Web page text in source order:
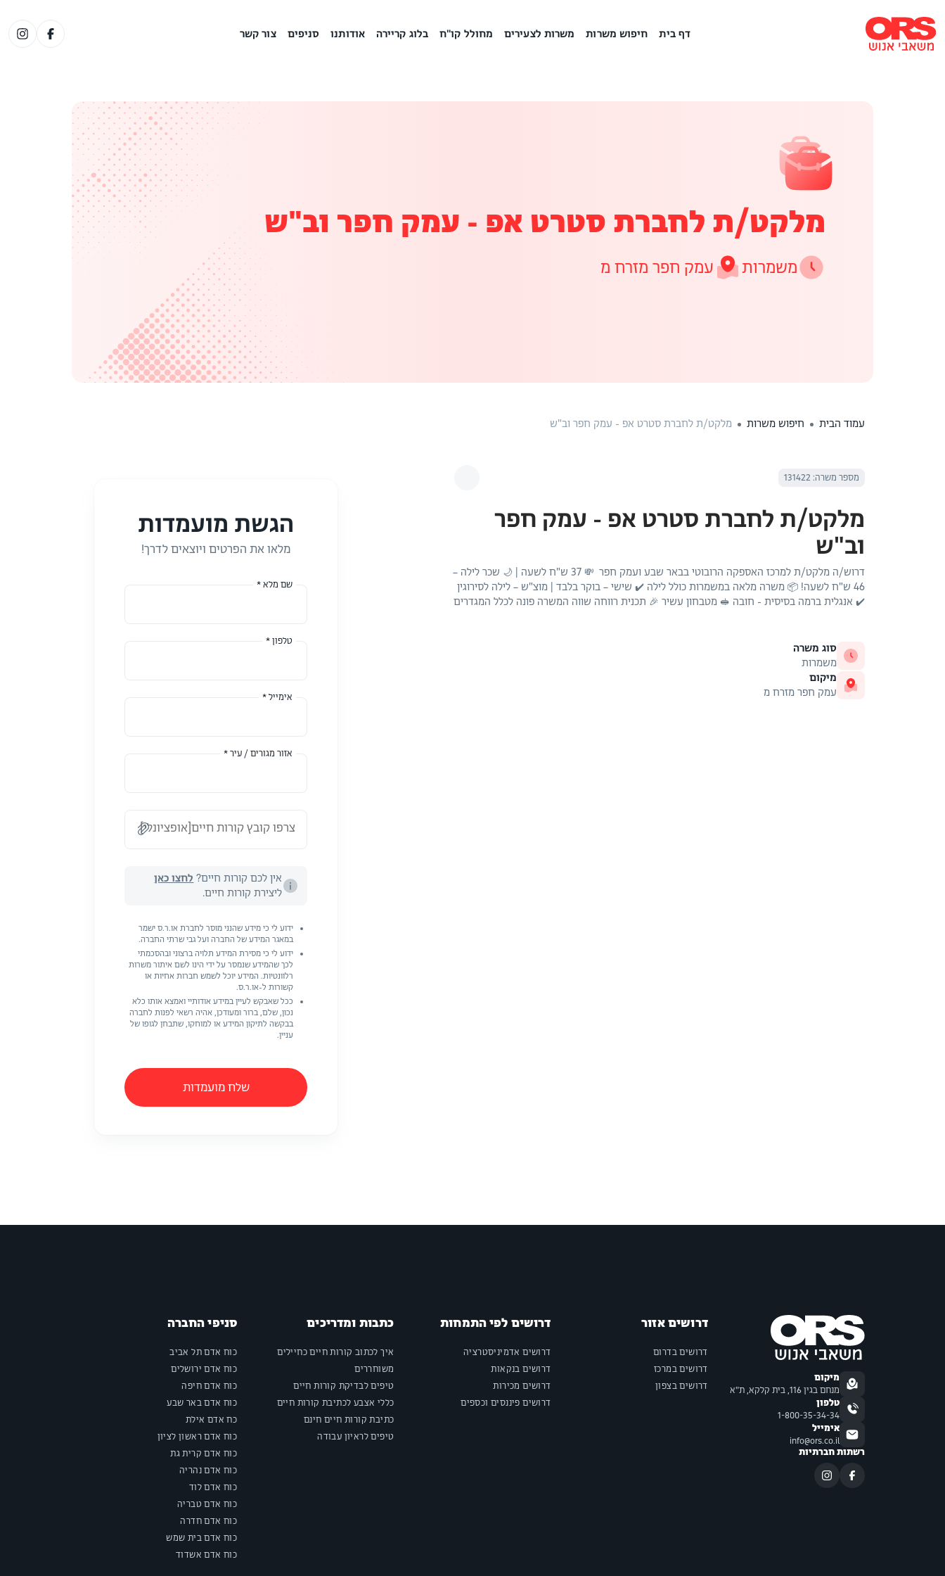
דף בית חיפוש משרות משרות לצעירים מחולל קו"ח בלוג קריירה אודותנו סניפים צור קשר
מלקט/ת לחברת סטרט אפ - עמק חפר וב"ש
משמרות עמק חפר מזרח מ
עמוד הבית חיפוש משרות מלקט/ת לחברת סטרט אפ - עמק חפר וב"ש
מספר משרה: 131422
מלקט/ת לחברת סטרט אפ - עמק חפר
וב"ש
דרוש/ה מלקט/ת למרכז האספקה הרובוטי בבאר שבע ועמק חפר 💸 37 ש"ח לשעה | 🌙 שכר לילה –
46 ש"ח לשעה! 📦 משרה מלאה במשמרות כולל לילה ✔️ שישי – בוקר בלבד | מוצ"ש – לילה לסירוגין
✔️ אנגלית ברמה בסיסית - חובה 🥪 מטבחון עשיר 🎉 תכנית רווחה שווה המשרה פונה לכלל המגדרים
סוג משרה
משמרות
מיקום
עמק חפר מזרח מ
הגשת מועמדות
מלאו את הפרטים ויוצאים לדרך!
שם מלא *
טלפון *
אימייל *
אזור מגורים / עיר *
צרפו קובץ קורות חיים[אופציונלי]
אין לכם קורות חיים? לחצו כאן
ליצירת קורות חיים.
ידוע לי כי מידע שהנני מוסר לחברת או.ר.ס ישמר
במאגר המידע של החברה ועל גבי שרתי החברה.
ידוע לי כי מסירת המידע תלויה ברצוני ובהסכמתי
לכך שהמידע שנמסר על ידי הינו לשם איתור משרות
רלוונטיות. המידע יוכל לשמש חברות אחיות או
קשורות ל-או.ר.ס.
ככל שאבקש לעיין במידע אודותיי ואמצא אותו כלא
נכון, שלם, ברור ומעודכן, אהיה רשאי לפנות לחברה
בבקשה לתיקון המידע או למוחקו, שתבחן לגופו של
עניין.
שלח מועמדות
מיקום
מנחם בגין 116, בית קלקא, ת"א
טלפון
1-800-35-34-34
אימייל
info@ors.co.il
רשתות חברתיות
דרושים אזור
דרושים בדרום
דרושים במרכז
דרושים בצפון
דרושים לפי התמחות
דרושים אדמיניסטרציה
דרושים בנקאות
דרושים מכירות
דרושים פיננסים וכספים
כתבות ומדריכים
איך לכתוב קורות חיים כחיילים
משוחררים
טיפים לבדיקת קורות חיים
כללי אצבע לכתיבת קורות חיים
כתיבת קורות חיים חינם
טיפים לראיון עבודה
סניפי החברה
כוח אדם תל אביב
כוח אדם ירושלים
כוח אדם חיפה
כוח אדם באר שבע
כח אדם אילת
כוח אדם ראשון לציון
כוח אדם קרית גת
כוח אדם נהריה
כוח אדם לוד
כוח אדם טבריה
כוח אדם חדרה
כוח אדם בית שמש
כוח אדם אשדוד